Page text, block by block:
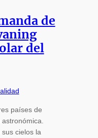
de
del
países de
cielos la